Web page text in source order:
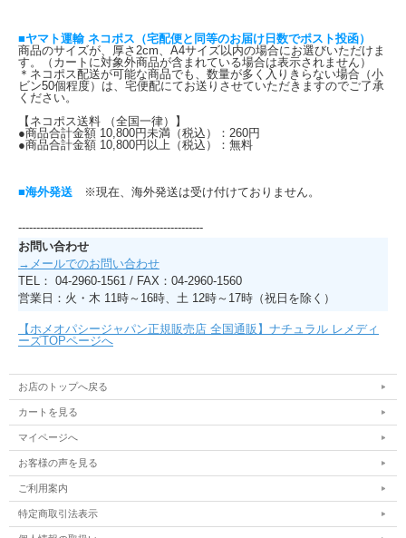
■ヤマト運輸 ネコポス（宅配便と同等のお届け日数でポスト投函）
商品のサイズが、厚さ2cm、A4サイズ以内の場合にお選びいただけま
す。（カートに対象外商品が含まれている場合は表示されません）
＊ネコポス配送が可能な商品でも、数量が多く入りきらない場合（小
ビン50個程度）は、宅便配にてお送りさせていただきますのでご了承
ください。
【ネコポス送料 （全国一律）】
●商品合計金額 10,800円未満（税込）：260円
●商品合計金額 10,800円以上（税込）：無料
■海外発送 ※現在、海外発送は受け付けておりません。
---------------------------------------------------
お問い合わせ
→メールでのお問い合わせ
TEL： 04-2960-1561 / FAX：04-2960-1560
営業日：火・木 11時～16時、土 12時～17時（祝日を除く）
【ホメオパシージャパン正規販売店 全国通販】ナチュラル レメディ
ーズTOPページへ
お店のトップへ戻る
カートを見る
マイページへ
お客様の声を見る
ご利用案内
特定商取引法表示